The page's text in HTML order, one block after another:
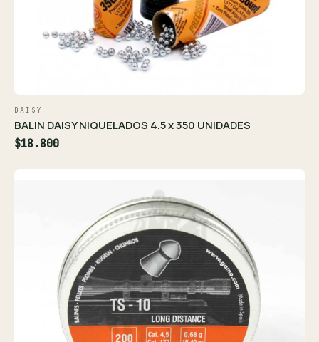
DAISY
BALIN DAISY NIQUELADOS 4.5 x 350 UNIDADES
$18.800